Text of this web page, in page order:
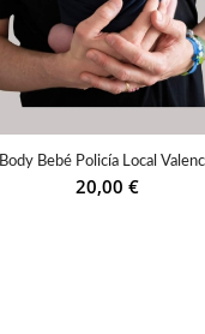
Body Bebé Policía Local
20,00 €